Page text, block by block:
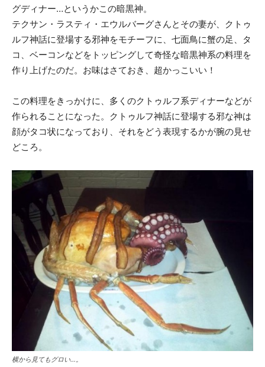
グディナー…というかこの暗黒神。
テクサン・ラスティ・エウルバーグさんとその妻が、クトゥ
ルフ神話に登場する邪神をモチーフに、七面鳥に蟹の足、タ
コ、ベーコンなどをトッピングして奇怪な暗黒神系の料理を
作り上げたのだ。お味はさておき、超かっこいい！
この料理をきっかけに、多くのクトゥルフ系ディナーなどが
作られることになった。クトゥルフ神話に登場する邪な神は
顔がタコ状になっており、それをどう表現するかが腕の見せ
どころ。
横から見てもグロい…。